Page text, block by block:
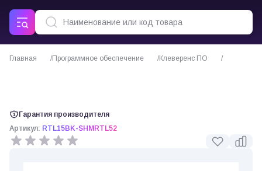
Главная Программное обеспечение
Клеверенс ПО
Гарантия производителя
Артикул: RTL15BK-SHMRTL52